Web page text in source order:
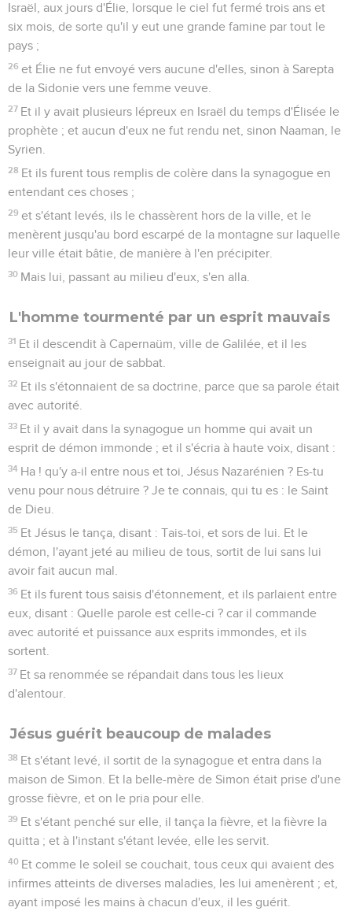
Israël, aux jours d'Élie, lorsque le ciel fut fermé trois ans et
six mois, de sorte qu'il y eut une grande famine par tout le
pays ;
26 et Élie ne fut envoyé vers aucune d'elles, sinon à Sarepta
de la Sidonie vers une femme veuve.
27 Et il y avait plusieurs lépreux en Israël du temps d'Élisée le
prophète ; et aucun d'eux ne fut rendu net, sinon Naaman, le
Syrien.
28 Et ils furent tous remplis de colère dans la synagogue en
entendant ces choses ;
29 et s'étant levés, ils le chassèrent hors de la ville, et le
menèrent jusqu'au bord escarpé de la montagne sur laquelle
leur ville était bâtie, de manière à l'en précipiter.
30 Mais lui, passant au milieu d'eux, s'en alla.
L'homme tourmenté par un esprit mauvais
31 Et il descendit à Capernaüm, ville de Galilée, et il les
enseignait au jour de sabbat.
32 Et ils s'étonnaient de sa doctrine, parce que sa parole était
avec autorité.
33 Et il y avait dans la synagogue un homme qui avait un
esprit de démon immonde ; et il s'écria à haute voix, disant :
34 Ha ! qu'y a-il entre nous et toi, Jésus Nazarénien ? Es-tu
venu pour nous détruire ? Je te connais, qui tu es : le Saint
de Dieu.
35 Et Jésus le tança, disant : Tais-toi, et sors de lui. Et le
démon, l'ayant jeté au milieu de tous, sortit de lui sans lui
avoir fait aucun mal.
36 Et ils furent tous saisis d'étonnement, et ils parlaient entre
eux, disant : Quelle parole est celle-ci ? car il commande
avec autorité et puissance aux esprits immondes, et ils
sortent.
37 Et sa renommée se répandait dans tous les lieux
d'alentour.
Jésus guérit beaucoup de malades
38 Et s'étant levé, il sortit de la synagogue et entra dans la
maison de Simon. Et la belle-mère de Simon était prise d'une
grosse fièvre, et on le pria pour elle.
39 Et s'étant penché sur elle, il tança la fièvre, et la fièvre la
quitta ; et à l'instant s'étant levée, elle les servit.
40 Et comme le soleil se couchait, tous ceux qui avaient des
infirmes atteints de diverses maladies, les lui amenèrent ; et,
ayant imposé les mains à chacun d'eux, il les guérit.